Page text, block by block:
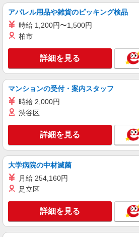
■サミットストア
市戸塚区汲沢2丁目1番1
アパレル用品や雑貨のピッキング検品
時給 1,200円〜1,500円
柏市
詳細を見る
マンションの受付・案内スタッフ
時給 2,000円
渋谷区
詳細を見る
大学病院の中材滅菌
月給 254,160円
足立区
詳細を見る